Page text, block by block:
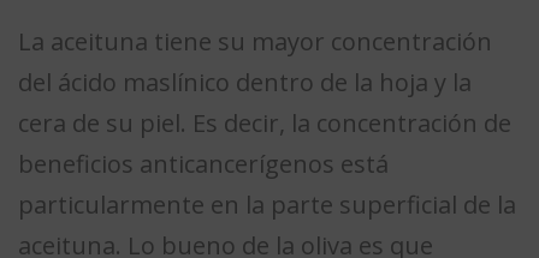
La aceituna tiene su mayor concentración
del ácido maslínico dentro de la hoja y la
cera de su piel. Es decir, la concentración de
beneficios anticancerígenos está
particularmente en la parte superficial de la
aceituna. Lo bueno de la oliva es que